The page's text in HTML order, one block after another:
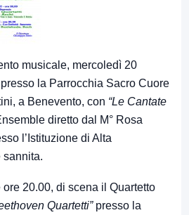
musicale, mercoledì 20
la Parrocchia Sacro Cuore
a Benevento, con “Le Cantate
diretto dal M° Rosa
l’Istituzione di Alta
sannita.
20.00, di scena il Quartetto
Quartetti” presso la